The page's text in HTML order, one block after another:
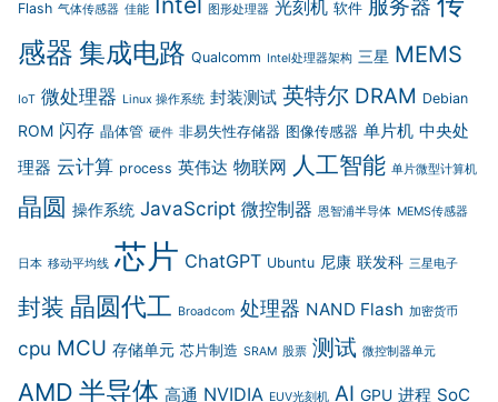
Flash 气体传感器 佳能 图形处理器 光刻机 软件 服务器
感器 集成电路 Qualcomm Intel处理器架构 三星 MEMS
IoT 微处理器 Linux 操作系统 封装测试 英特尔 DRAM Debian
ROM 闪存 晶体管 硬件 非易失性存储器 图像传感器 单片机 中央处
理器 云计算 process 英伟达 物联网 人工智能 单片微型计算机
晶圆 操作系统 JavaScript 微控制器 恩智浦半导体 MEMS传感器
日本 移动平均线 芯片 ChatGPT Ubuntu 尼康 联发科 三星电子
封装 晶圆代工 Broadcom 处理器 NAND Flash 加密货币
cpu MCU 存储单元 芯片制造 SRAM 股票 测试 微控制器单元
AMD 半导体 高通 NVIDIA EUV光刻机 AI GPU 进程 SoC